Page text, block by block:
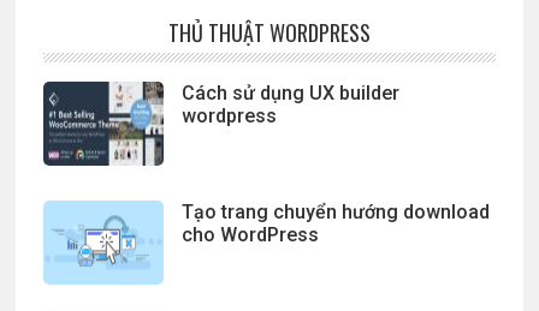
THỦ THUẬT WORDPRESS
Cách sử dụng UX builder
wordpress
Tạo trang chuyển hướng download
cho WordPress